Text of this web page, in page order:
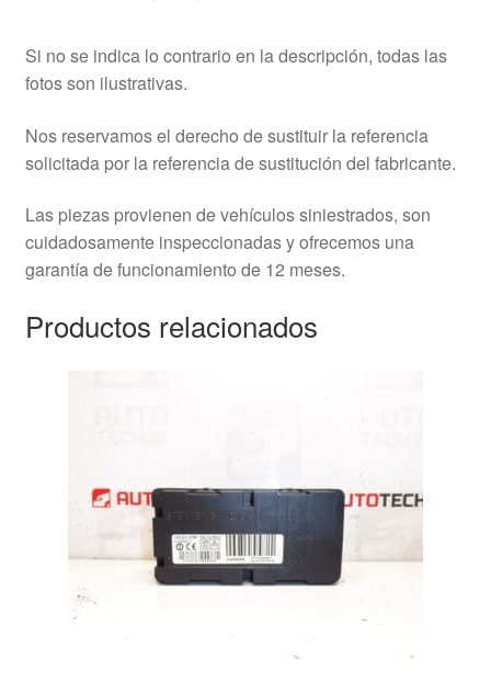
Si no se indica lo contrario en la descripción, todas las
fotos son ilustrativas.
Nos reservamos el derecho de sustituir la referencia
solicitada por la referencia de sustitución del fabricante.
Las piezas provienen de vehículos siniestrados, son
cuidadosamente inspeccionadas y ofrecemos una
garantía de funcionamiento de 12 meses.
Productos relacionados